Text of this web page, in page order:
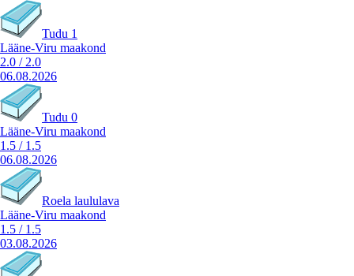
Tudu 1
Lääne-Viru maakond
2.0 / 2.0
06.08.2026
Tudu 0
Lääne-Viru maakond
1.5 / 1.5
06.08.2026
Roela laululava
Lääne-Viru maakond
1.5 / 1.5
03.08.2026